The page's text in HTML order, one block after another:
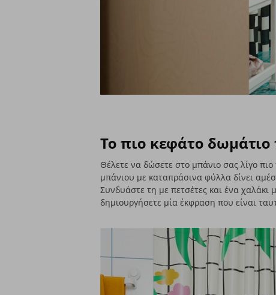
Το πιο κεφάτο δωμάτιο
Θέλετε να δώσετε στο μπάνιο σας λίγο πιο
μπάνιου με καταπράσινα φύλλα δίνει
Συνδυάστε τη με πετσέτες και ένα χαλάκι
δημιουργήσετε μία έκφραση που είναι